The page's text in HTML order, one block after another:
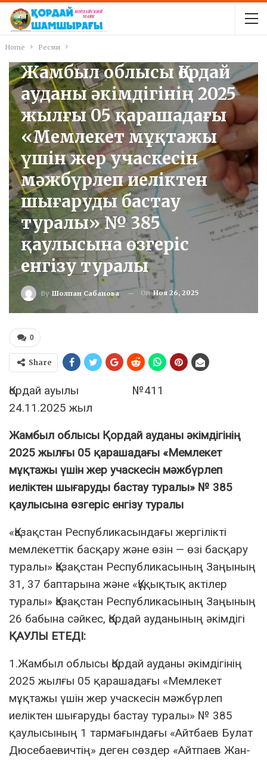
Home Ресми
РЕСМИ
Жамбыл облысы Қордай
ауданы әкімдігінің 2025
жылғы 05 қарашадағы
«Мемлекет мұқтажы
үшін жер учаскесін
мәжбүрлеп иеліктен
шығаруды бастау
туралы» № 385
қаулысына өзгеріс
енгізу туралы
By Шолпан Сабанова OnНоя 26, 2025
0
Share
Қордай ауылы №411
24.11.2025 жыл
Жамбыл облысы Қордай ауданы әкімдігінің
2025 жылғы 05 қарашадағы «Мемлекет
мұқтажы үшін жер учаскесін мәжбүрлеп
иеліктен шығаруды бастау туралы» № 385
қаулысына өзгеріс енгізу туралы
«Қазақстан Республикасындағы жергiлiктi
мемлекеттiк басқару және өзін — өзі басқару
туралы» Қазақстан Республикасының Заңының
31, 37 баптарына және «Құқықтық актілер
туралы» Қазақстан Республикасының Заңының
26 бабына сәйкес, Қордай ауданының әкімдігі
ҚАУЛЫ ЕТЕДІ:
1.Жамбыл облысы Қордай ауданы әкімдігінің
2025 жылғы 05 қарашадағы «Мемлекет
мұқтажы үшін жер учаскесін мәжбүрлеп
иеліктен шығаруды бастау туралы» № 385
қаулысының 1 тармағындағы «Айтбаев Булат
Дюсебаевичтің» деген сөздер «Айтпаев Жан-